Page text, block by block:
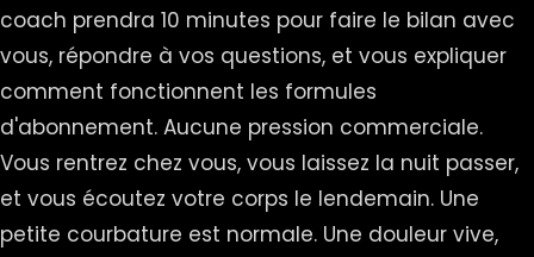
coach prendra 10 minutes pour faire le bilan avec
vous, répondre à vos questions, et vous expliquer
comment fonctionnent les formules
d'abonnement. Aucune pression commerciale.
Vous rentrez chez vous, vous laissez la nuit passer,
et vous écoutez votre corps le lendemain. Une
petite courbature est normale. Une douleur vive,